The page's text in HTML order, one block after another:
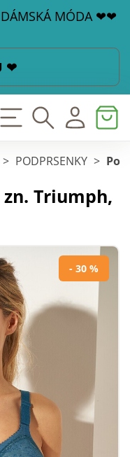
MÓDA ❤❤
❤
> PODPRSENKY >
Triumph,
- 30 %